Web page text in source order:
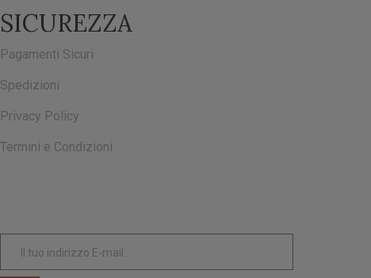
SICUREZZA
Pagamenti Sicuri
Spedizioni
Privacy Policy
Termini e Condizioni